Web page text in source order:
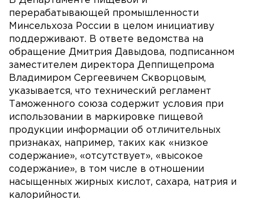
перерабатывающей промышленности
Минсельхоза России в целом инициативу
поддерживают. В ответе ведомства на
обращение Дмитрия Давыдова, подписанном
заместителем директора Деппищепрома
Владимиром Сергеевичем Скворцовым,
указывается, что технический регламент
Таможенного союза содержит условия при
использовании в маркировке пищевой
продукции информации об отличительных
признаках, например, таких как «низкое
содержание», «отсутствует», «высокое
содержание», в том числе в отношении
насыщенных жирных кислот, сахара, натрия и
калорийности.